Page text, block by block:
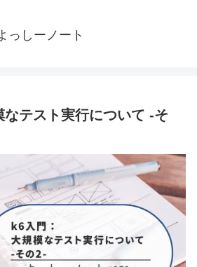
っしーノート
なテスト実行について -そ